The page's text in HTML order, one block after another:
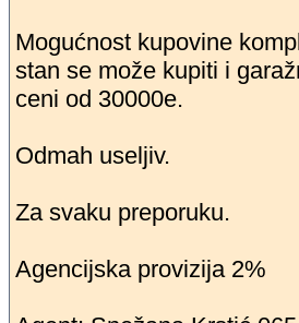
Mogućnost kupovine
stan se može kupiti i
ceni od 30000e.
Odmah useljiv.
Za svaku preporuku.
Agencijska provizija 2%